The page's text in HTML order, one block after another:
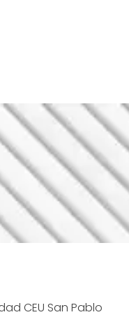
CEU San Pablo